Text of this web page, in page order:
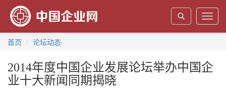
首页
论坛动态
2014年度中国企业发展论坛举办中国企
业十大新闻同期揭晓